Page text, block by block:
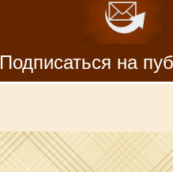
Подписаться на